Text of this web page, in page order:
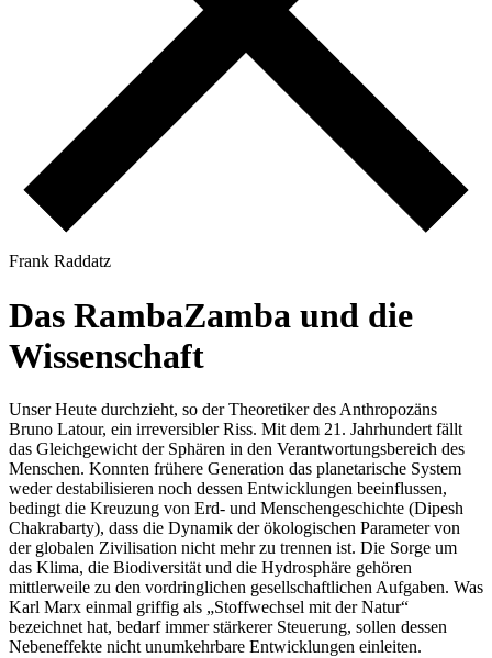
Frank Raddatz
Das RambaZamba und die
Wissenschaft
Unser Heute durchzieht, so der Theoretiker des Anthropozäns
Bruno Latour, ein irreversibler Riss. Mit dem 21. Jahrhundert fällt
das Gleichgewicht der Sphären in den Verantwortungsbereich des
Menschen. Konnten frühere Generation das planetarische System
weder destabilisieren noch dessen Entwicklungen beeinflussen,
bedingt die Kreuzung von Erd- und Menschengeschichte (Dipesh
Chakrabarty), dass die Dynamik der ökologischen Parameter von
der globalen Zivilisation nicht mehr zu trennen ist. Die Sorge um
das Klima, die Biodiversität und die Hydrosphäre gehören
mittlerweile zu den vordringlichen gesellschaftlichen Aufgaben. Was
Karl Marx einmal griffig als „Stoffwechsel mit der Natur“
bezeichnet hat, bedarf immer stärkerer Steuerung, sollen dessen
Nebeneffekte nicht unumkehrbare Entwicklungen einleiten.